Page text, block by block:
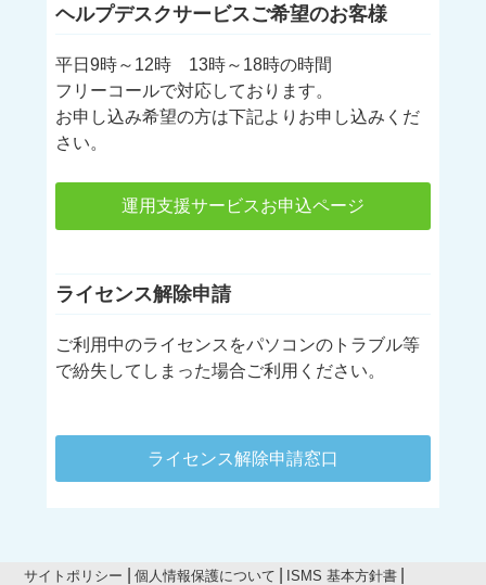
ヘルプデスクサービスご希望のお客様
平日9時～12時 13時～18時の時間
フリーコールで対応しております。
お申し込み希望の方は下記よりお申し込みくだ
さい。
運用支援サービスお申込ページ
ライセンス解除申請
ご利用中のライセンスをパソコンのトラブル等
で紛失してしまった場合ご利用ください。
ライセンス解除申請窓口
サイトポリシー 個人情報保護について
ISMS 基本方針書